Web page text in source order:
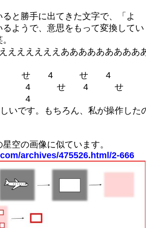
と勝手に出てきた文字で、「よ
ようで、意思をもって変換してい
えええええあああああああああ
せ 4 せ 4
4 せ 4 せ
4
いです。もちろん、私が操作した
空の画像に似ています。
archives/475526.html/2-666